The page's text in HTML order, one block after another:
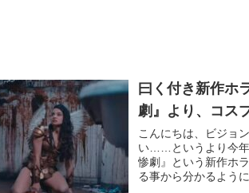
曰く付き新作ホ
劇』より、コス
こんにちは、ビジョ
い……というより今
惨劇』という新作ホラー映画
る事から分かるよう